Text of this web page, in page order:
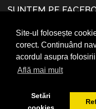
Site-ul folosește
corect. Continuând
acordul asupra
Află mai mult
Setări
SUNTEM PE